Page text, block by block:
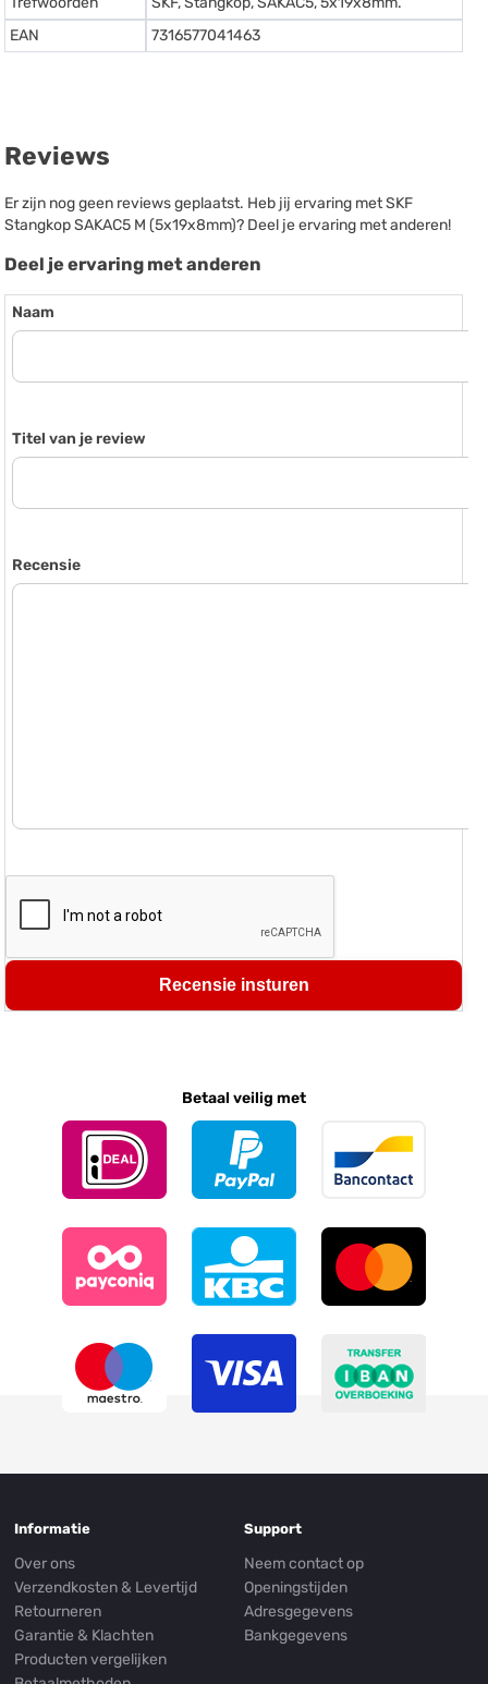
EAN
7316577041463
Reviews
Er zijn nog geen reviews geplaatst. Heb jij ervaring met SKF
Stangkop SAKAC5 M (5x19x8mm)? Deel je ervaring met anderen!
Deel je ervaring met anderen
Naam
Titel van je review
Recensie
Recensie insturen
Betaal veilig met
Informatie
Over ons
Verzendkosten & Levertijd
Retourneren
Garantie & Klachten
Producten vergelijken
Support
Neem contact op
Openingstijden
Adresgegevens
Bankgegevens